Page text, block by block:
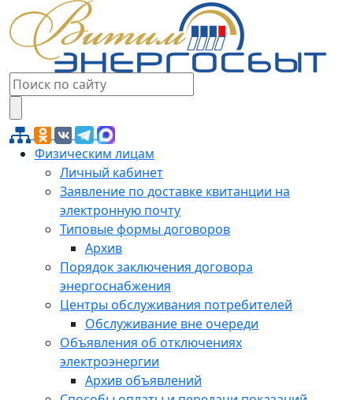
Физическим лицам
Личный кабинет
Заявление по доставке квитанции на
электронную почту
Типовые формы договоров
Архив
Порядок заключения договора
энергоснабжения
Центры обслуживания потребителей
Обслуживание вне очереди
Объявления об отключениях
электроэнергии
Архив объявлений